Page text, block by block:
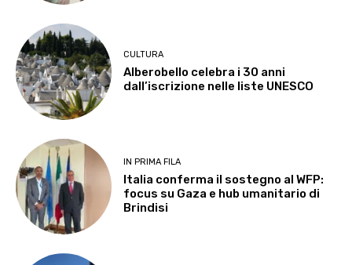
CULTURA
Alberobello celebra i 30 anni
dall’iscrizione nelle liste UNESCO
IN PRIMA FILA
Italia conferma il sostegno al WFP:
focus su Gaza e hub umanitario di
Brindisi